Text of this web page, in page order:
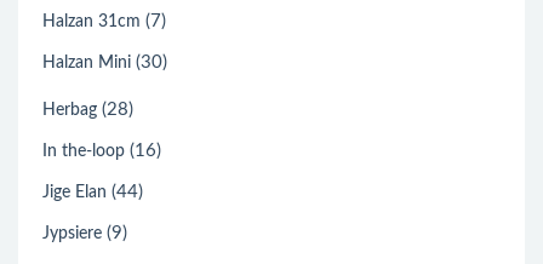
Halzan 31cm (7)
Halzan Mini (30)
Herbag (28)
In the-loop (16)
Jige Elan (44)
Jypsiere (9)